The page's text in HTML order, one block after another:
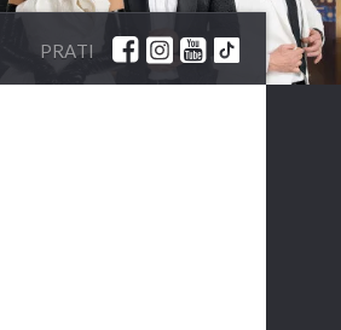
PRATI